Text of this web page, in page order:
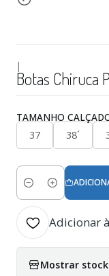
|
Botas Chiruca
TAMANHO
37
38´
Quantidade
Adicionar
Mostrar